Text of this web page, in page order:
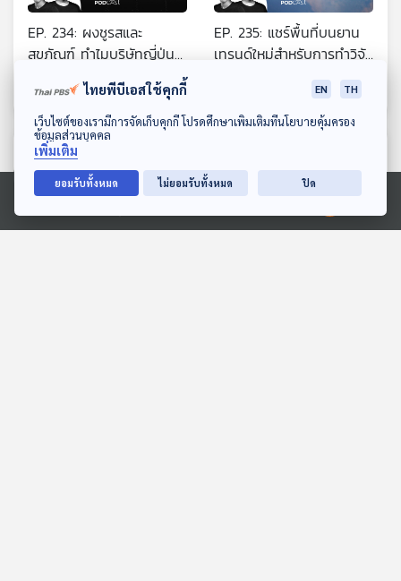
ดาวน์โหลด Thai PBS Podcast Application
Ⓒ 2020 องค์การกระจายเสียงและแพร่ภาพสาธารณะแห่งประเทศไทย
EP. 234: ผงชูรสและ
สุขภัณฑ์ ทำไมบริษัทญี่ปุ่น
อุตสาหกรรม
Semiconductor โลก
Starstuff เรื่องเล่าจากดวงดาว
EP. 235: แชร์พื้นที่บนยาน
เทรนด์ใหม่สำหรับการทำวิจัย
Starstuff เรื่องเล่าจากดวงดาว
ตอนที่เกี่ยวข้อง
ไทยพีบีเอสใช้คุกกี้ EN TH
เว็บไซต์ของเรามีการจัดเก็บคุกกี้ โปรดศึกษาเพิ่มเติมที่นโยบายคุ้มครอง
ข้อมูลส่วนบุคคล
เพิ่มเติม
ยอมรับทั้งหมด ไม่ยอมรับทั้งหมด ปิด